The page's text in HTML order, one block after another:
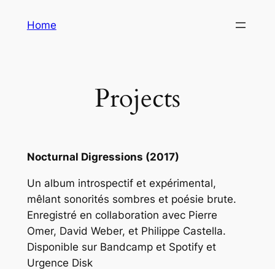
Home
Projects
Nocturnal Digressions (2017)
Un album introspectif et expérimental,
mêlant sonorités sombres et poésie brute.
Enregistré en collaboration avec Pierre
Omer, David Weber, et Philippe Castella.
Disponible sur Bandcamp et Spotify et
Urgence Disk